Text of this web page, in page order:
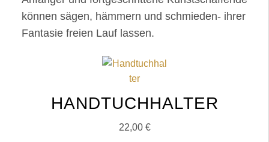
können sägen, hämmern und schmieden- ihrer
Fantasie freien Lauf lassen.
HANDTUCHHALTER
22,00 €